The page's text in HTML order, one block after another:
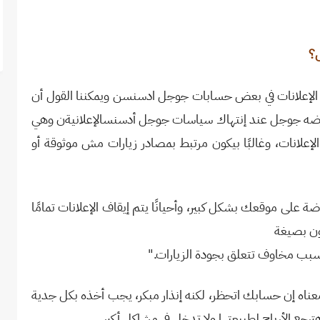
الإعلانات في بعض حسابات جوجل ادسنسن ويمكننا القول أن
جوجل عند إنتهاك سياسات جوجل أدسنسالإعلانيةن وهي
وغالبًا بيكون مرتبط بمصادر زيارات مش موثوقة أو
على موقعك بشكل كبير، وأحيانًا يتم إيقاف الإعلانات تمامًا
بصيغة
مخاوف تتعلق بجودة الزيارات".
إن حسابك اتحظر، لكنه إنذار مبكر، يجب أخذه بكل جدية